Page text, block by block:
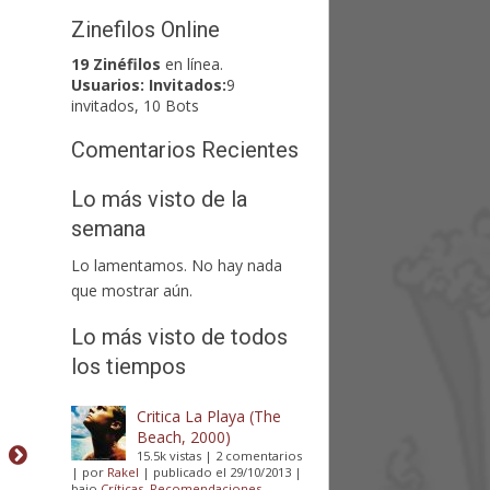
Zinefilos Online
19 Zinéfilos en línea.
Usuarios: Invitados:9
invitados, 10 Bots
Comentarios Recientes
Lo más visto de la
semana
Lo lamentamos. No hay nada
que mostrar aún.
Lo más visto de todos
los tiempos
Critica La Playa (The
Beach, 2000)
15.5k vistas | 2 comentarios
| por Rakel | publicado el 29/10/2013 |